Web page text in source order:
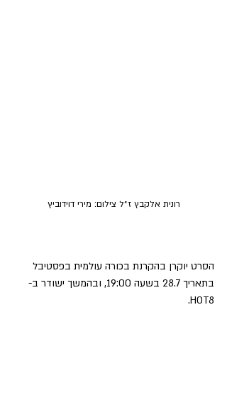
רונית אלקבץ ז״ל צילום: מירי דוידוביץ
הסרט יוקרן בהקרנת בכורה עולמית בפסטיבל
בתאריך 28.7 בשעה 19:00, ובהמשך ישודר ב-
HOT8.